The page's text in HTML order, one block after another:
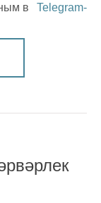
в
Telegram-